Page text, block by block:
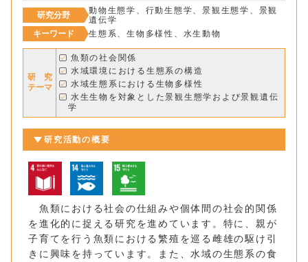
研究分野
動物生態学、行動生態学、景観生態学、景観
遺伝学
キーワード
生態系、生物多様性、水生動物
研 究
テーマ
魚類の社会関係
水域環境における生態系の構造
水域生態系における生物多様性
水生生物を対象とした景観生態学および景観遺伝
学
研究活動の概要
魚類における社会の仕組みや個体間の社会的関係
を進化的に捉える研究を進めています。特に、親が
子育てを行う魚類における繁殖を巡る雌雄の駆け引
きに興味を持っています。また、水域の生態系の食